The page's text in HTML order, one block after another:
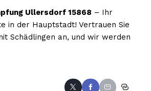
Ullersdorf 15868 – Ihr
in der Hauptstadt! Vertrauen Sie
Schädlingen an, und wir werden